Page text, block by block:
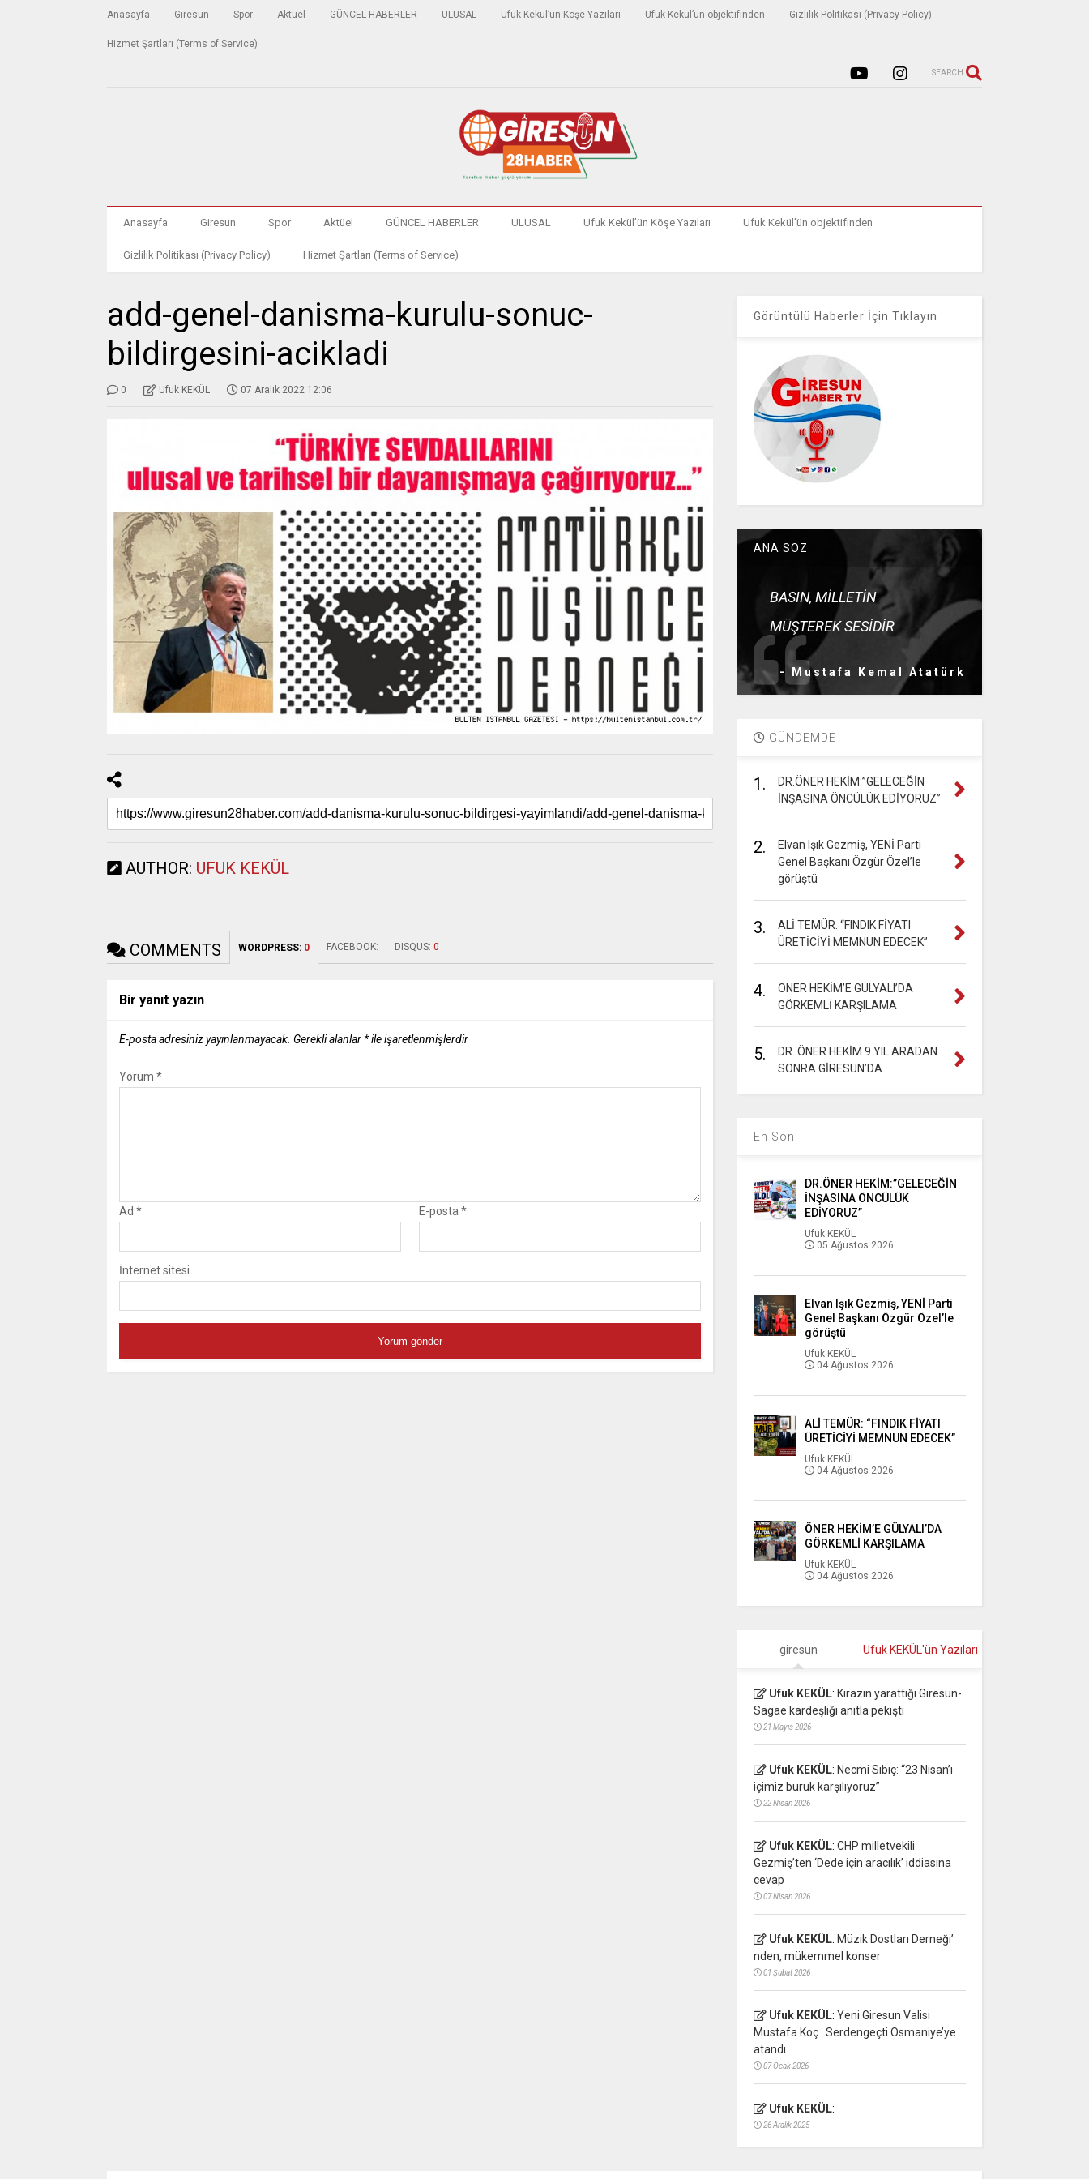
Anasayfa Giresun Spor Aktüel GÜNCEL HABERLER ULUSAL Ufuk Kekül’ün Köşe Yazıları Ufuk Kekül’ün objektifinden Gizlilik Politikası (Privacy Policy)
Hizmet Şartları (Terms of Service)
SEARCH
Anasayfa Giresun Spor Aktüel GÜNCEL HABERLER ULUSAL Ufuk Kekül’ün Köşe Yazıları Ufuk Kekül’ün objektifinden
Gizlilik Politikası (Privacy Policy) Hizmet Şartları (Terms of Service)
add-genel-danisma-kurulu-sonuc-
bildirgesini-acikladi
0 Ufuk KEKÜL 07 Aralık 2022 12:06
AUTHOR: UFUK KEKÜL
COMMENTS WORDPRESS: 0 FACEBOOK: DISQUS: 0
Bir yanıt yazın
E-posta adresiniz yayınlanmayacak. Gerekli alanlar *ile işaretlenmişlerdir
Yorum *
Ad * E-posta *
İnternet sitesi
Görüntülü Haberler İçin Tıklayın
ANA SÖZ
BASIN, MİLLETİN
MÜŞTEREK SESİDİR
- Mustafa Kemal Atatürk
GÜNDEMDE
1.
DR.ÖNER HEKİM:”GELECEĞİN
İNŞASINA ÖNCÜLÜK EDİYORUZ”
2.
Elvan Işık Gezmiş, YENİ Parti
Genel Başkanı Özgür Özel’le
görüştü
3.
ALİ TEMÜR: “FINDIK FİYATI
ÜRETİCİYİ MEMNUN EDECEK”
4.
ÖNER HEKİM’E GÜLYALI’DA
GÖRKEMLİ KARŞILAMA
5.
DR. ÖNER HEKİM 9 YIL ARADAN
SONRA GİRESUN’DA…
En Son
DR.ÖNER HEKİM:”GELECEĞİN
İNŞASINA ÖNCÜLÜK
EDİYORUZ”
Ufuk KEKÜL
05 Ağustos 2026
Elvan Işık Gezmiş, YENİ Parti
Genel Başkanı Özgür Özel’le
görüştü
Ufuk KEKÜL
04 Ağustos 2026
ALİ TEMÜR: “FINDIK FİYATI
ÜRETİCİYİ MEMNUN EDECEK”
Ufuk KEKÜL
04 Ağustos 2026
ÖNER HEKİM’E GÜLYALI’DA
GÖRKEMLİ KARŞILAMA
Ufuk KEKÜL
04 Ağustos 2026
giresun Ufuk KEKÜL'ün Yazıları
Ufuk KEKÜL: Kirazın yarattığı Giresun-
Sagae kardeşliği anıtla pekişti
21 Mayıs 2026
Ufuk KEKÜL: Necmi Sıbıç: “23 Nisan’ı
içimiz buruk karşılıyoruz”
22 Nisan 2026
Ufuk KEKÜL: CHP milletvekili
Gezmiş’ten ‘Dede için aracılık’ iddiasına
cevap
07 Nisan 2026
Ufuk KEKÜL: Müzik Dostları Derneği’
nden, mükemmel konser
01 Şubat 2026
Ufuk KEKÜL: Yeni Giresun Valisi
Mustafa Koç…Serdengeçti Osmaniye’ye
atandı
07 Ocak 2026
Ufuk KEKÜL:
26 Aralık 2025